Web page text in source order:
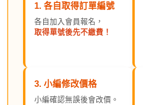
1. 各自取得訂單編號
各自加入會員報名，
取得單號後先不繳費！
3. 小編修改價格
小編確認無誤後會改價。